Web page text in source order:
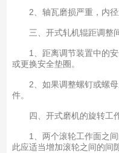
2、轴瓦磨损严重，内径
三、开式轧机辊距调整间
1、距离调节装置中的安
或更换安全垫圈。
2、如果调整螺钉或螺母
件。
四、开式磨机的旋转工作
1、两个滚轮工作面之间
此应适当增加滚轮之间的间隙